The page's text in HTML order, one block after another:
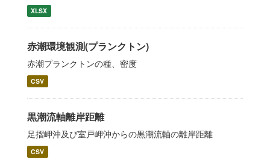
XLSX
赤潮環境観測(プランクトン)
赤潮プランクトンの種、密度
CSV
黒潮流軸離岸距離
足摺岬沖及び室戸岬沖からの黒潮流軸の離岸距離
CSV